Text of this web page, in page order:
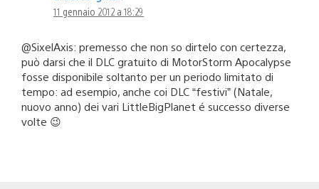
11 gennaio 2012 a 18:29
@SixelAxis: premesso che non so dirtelo con certezza,
può darsi che il DLC gratuito di MotorStorm Apocalypse
fosse disponibile soltanto per un periodo limitato di
tempo: ad esempio, anche coi DLC “festivi” (Natale,
nuovo anno) dei vari LittleBigPlanet é successo diverse
volte 😉